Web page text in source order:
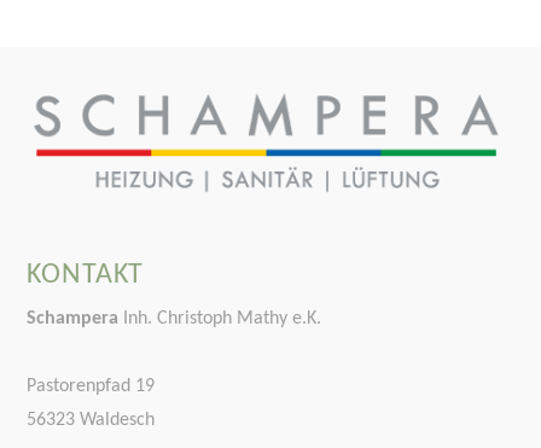
KONTAKT
Schampera Inh. Christoph Mathy e.K.
Pastorenpfad 19
56323 Waldesch